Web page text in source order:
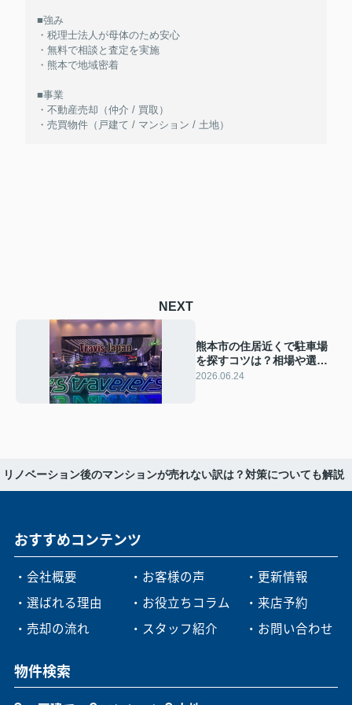
■強み
・税理士法人が母体のため安心
・無料で相談と査定を実施
・熊本で地域密着
■事業
・不動産売却（仲介 / 買取）
・売買物件（戸建て / マンション / 土地）
NEXT
熊本市の住居近くで駐車場
を探すコツは？相場や選び
方も紹介
2026.06.24
リノベーション後のマンションが売れない訳は？対策についても解説
おすすめコンテンツ
・会社概要
・選ばれる理由
・売却の流れ
・お客様の声
・お役立ちコラム
・スタッフ紹介
・更新情報
・来店予約
・お問い合わせ
物件検索